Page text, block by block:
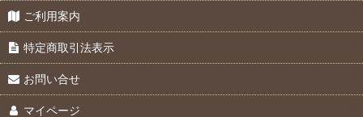
ご利用案内
特定商取引法表示
お問い合せ
マイページ